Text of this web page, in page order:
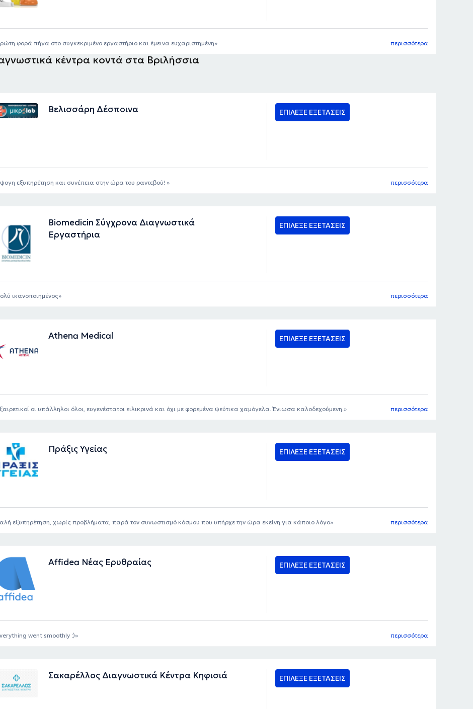
φορά πήγα στο συγκεκριμένο εργαστήριο και έμεινα ευχαριστημένη περισσότερα
κέντρα κοντά στα Βριλήσσια
Βελισσάρη Δέσποινα ΕΠΙΛΕΞΕ ΕΞΕΤΑΣΕΙΣ
εξυπηρέτηση και συνέπεια στην ώρα του ραντεβού! περισσότερα
Biomedicin Σύγχρονα Διαγνωστικά
Εργαστήρια
ΕΠΙΛΕΞΕ ΕΞΕΤΑΣΕΙΣ
ικανοποιημένος περισσότερα
Athena Medical ΕΠΙΛΕΞΕ ΕΞΕΤΑΣΕΙΣ
οι υπάλληλοι όλοι, ευγενέστατοι ειλικρινά και όχι με φορεμένα ψεύτικα χαμόγελα. Ένιωσα καλοδεχούμενη. περισσότερα
Πράξις Υγείας ΕΠΙΛΕΞΕ ΕΞΕΤΑΣΕΙΣ
εξυπηρέτηση, χωρίς προβλήματα, παρά τον συνωστισμό κόσμου που υπήρχε την ώρα εκείνη για κάποιο λόγο περισσότερα
Affidea Νέας Ερυθραίας ΕΠΙΛΕΞΕ ΕΞΕΤΑΣΕΙΣ
went smoothly :) περισσότερα
Σακαρέλλος Διαγνωστικά Κέντρα Κηφισιά ΕΠΙΛΕΞΕ ΕΞΕΤΑΣΕΙΣ